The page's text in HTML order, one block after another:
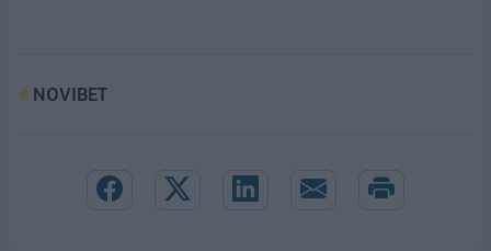
NOVIBET